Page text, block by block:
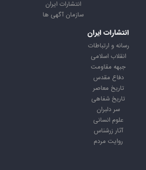
انتشارات ایران
سازمان آگهی ها
انتشارات ایران
رسانه و ارتباطات
انقلاب اسلامی
جبهه مقاومت
دفاع مقدس
تاریخ معاصر
تاریخ شفاهی
سر دلبران
علوم انسانی
آثار زرشناس
روایت مردم